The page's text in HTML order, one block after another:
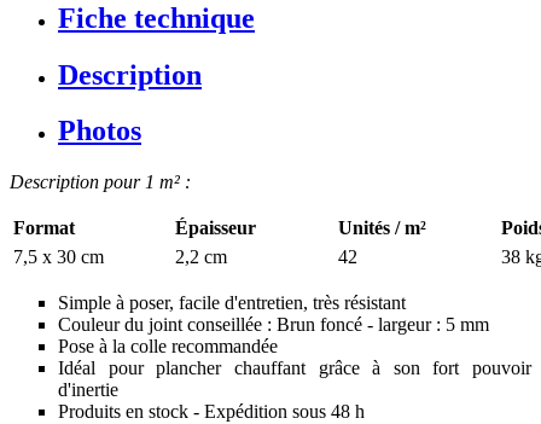
Fiche technique
Description
Photos
Description pour 1 m² :
Format Épaisseur Unités / m²
7,5 x 30 cm
2,2 cm 42 38
Simple à poser, facile d'entretien, très résistant
Couleur du joint conseillée : Brun foncé - largeur : 5 mm
Pose à la colle recommandée
Idéal pour plancher chauffant grâce à son fort pouvoir
d'inertie
Produits en stock - Expédition sous 48 h